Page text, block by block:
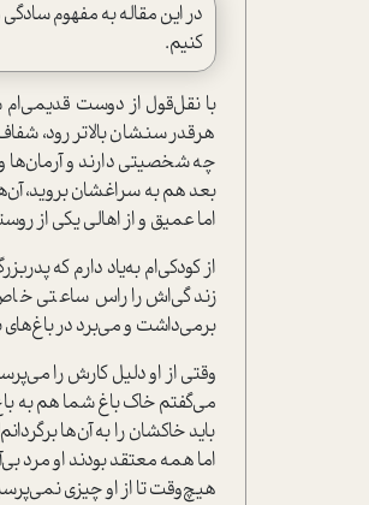
در این مقاله به مفهوم
کنیم.
با نقل‌قول از دوست قدیمی‌ام
هرقدر سنشان بالاتر رود،
بعد هم به سراغشان بروید،
اما عمیق و از اهالی یکی از روستاهای
از کودکی‌ام به‌یاد دارم که
زندگی‌اش را راس ساعتی
برمی‌داشت و می‌برد در باغ‌های
وقتی از او دلیل کارش را
می‌گفتم خاک باغ شما هم به
باید خاکشان را به آن‌ها
اما همه معتقد بودند او مرد
هیچ‌وقت تا از او چیزی